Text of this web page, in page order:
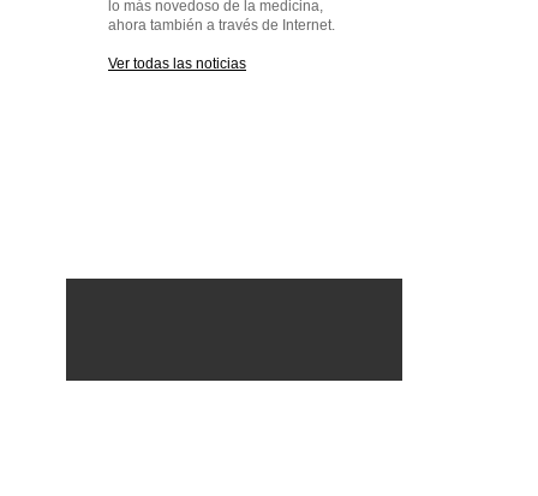
lo más novedoso de la medicina,
ahora también a través de Internet.
Ver todas las noticias